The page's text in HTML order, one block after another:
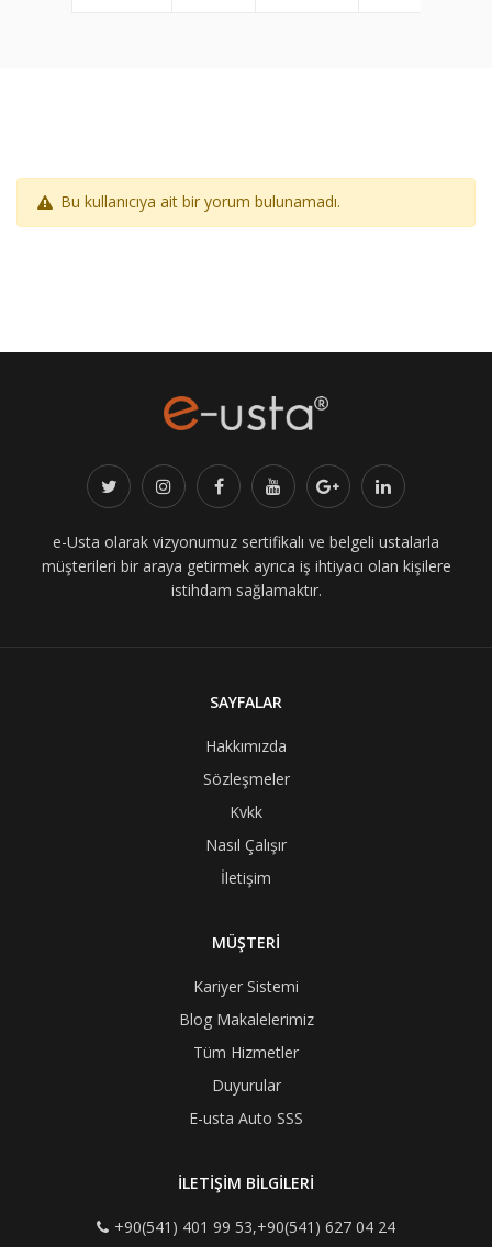
Bu kullanıcıya ait bir yorum bulunamadı.
e-Usta olarak vizyonumuz sertifikalı ve belgeli ustalarla
müşterileri bir araya getirmek ayrıca iş ihtiyacı olan kişilere
istihdam sağlamaktır.
SAYFALAR
Hakkımızda
Sözleşmeler
Kvkk
Nasıl Çalışır
İletişim
MÜŞTERİ
Kariyer Sistemi
Blog Makalelerimiz
Tüm Hizmetler
Duyurular
E-usta Auto SSS
İLETİŞİM BİLGİLERİ
+90(541) 401 99 53,+90(541) 627 04 24